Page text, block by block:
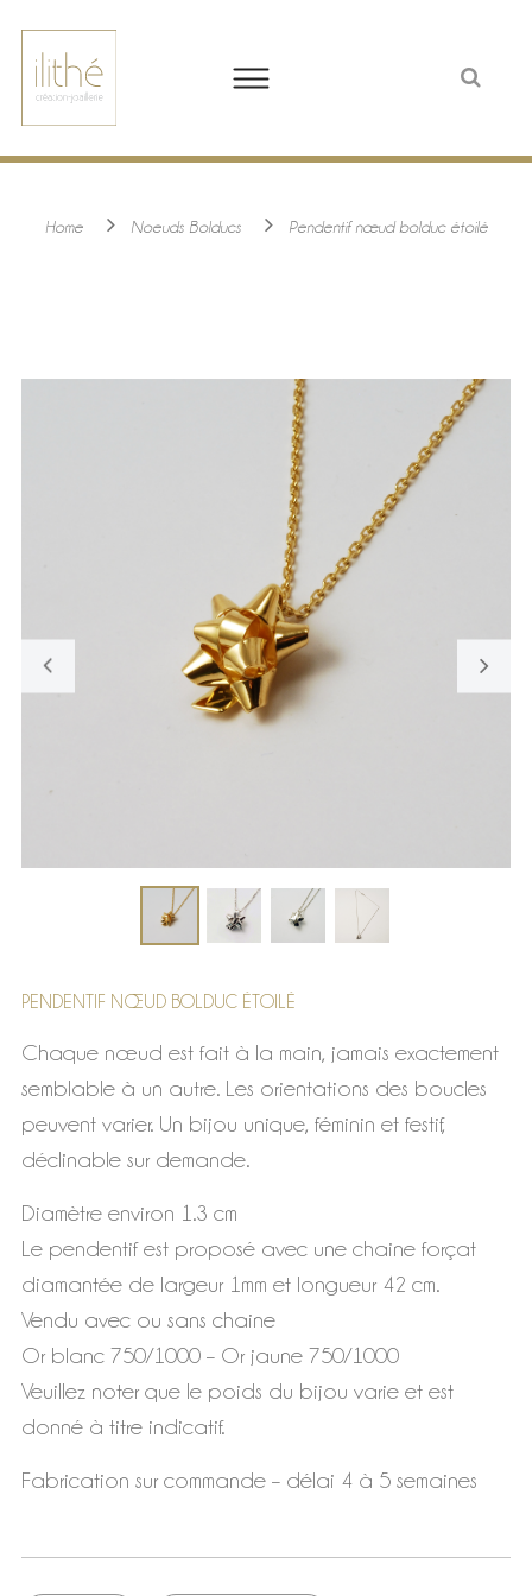
Home Noeuds Bolducs Pendentif nœud bolduc étoilé
PENDENTIF NŒUD BOLDUC ÉTOILÉ
Chaque nœud est fait à la main, jamais exactement
semblable à un autre. Les orientations des boucles
peuvent varier. Un bijou unique, féminin et festif,
déclinable sur demande.
Diamètre environ 1.3 cm
Le pendentif est proposé avec une chaine forçat
diamantée de largeur 1mm et longueur 42 cm.
Vendu avec ou sans chaine
Or blanc 750/1000 – Or jaune 750/1000
Veuillez noter que le poids du bijou varie et est
donné à titre indicatif.
Fabrication sur commande – délai 4 à 5 semaines